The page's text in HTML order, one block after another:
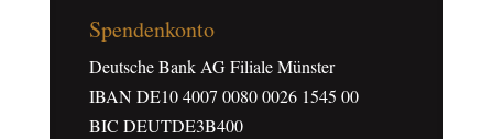
Spendenkonto
Deutsche Bank AG Filiale Münster
IBAN DE10 4007 0080 0026 1545 00
BIC DEUTDE3B400